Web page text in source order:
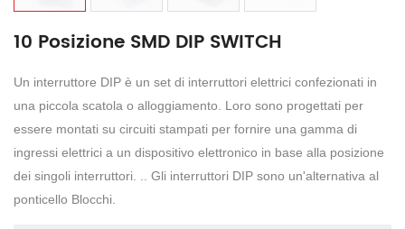
10 Posizione SMD DIP SWITCH
Un interruttore DIP è un set di interruttori elettrici confezionati in
una piccola scatola o alloggiamento. Loro sono progettati per
essere montati su circuiti stampati per fornire una gamma di
ingressi elettrici a un dispositivo elettronico in base alla posizione
dei singoli interruttori. .. Gli interruttori DIP sono un'alternativa al
ponticello Blocchi.